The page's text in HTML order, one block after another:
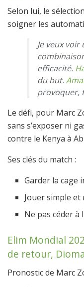
Selon lui, le
soigner les
Je veux
efficacité.
du but.
provoquer,
Le défi, pour Marc
sans s’exposer ni
contre le Kenya à
Ses clés du match :
Garder la cage
Jouer simple et
Ne pas céder à
Elim Mondial
de retour,
Pronostic de Marc